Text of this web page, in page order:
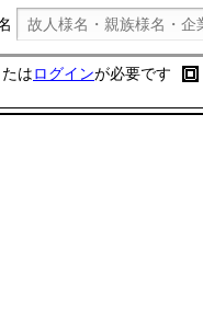
たはログインが必要です